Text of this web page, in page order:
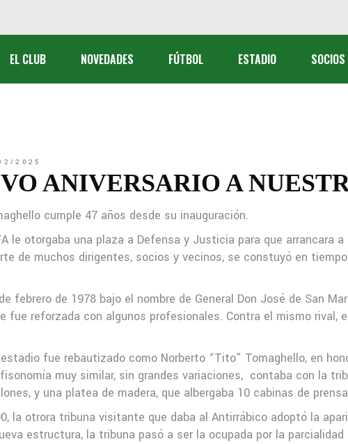
EL CLUB
Sede
Defensa Social
Logros Deportivos
NOVEDADES FÚTBOL
Fútbol Femenino
ESTADIO SOCIOS
Directiva
Fútbol Profesional
Reserva
2025
ANIVERSARIO A
cumple 47 años desde su inauguración.
le otorgaba una plaza a Defensa y Justicia para que arrancara
de muchos dirigentes, socios y vecinos, se constuyó en
febrero de 1978 bajo el nombre de General Don José de San
fue reforzada con algunos profesionales. Contra el mismo rival,
fue rebautizado como Norberto “Tito” Tomaghello, en
muy similar, sin grandes variaciones, contaba con la
y una platea de madera, que albergaba 10 cabinas de
la otrora tribuna visitante que daba al Antirrábico adoptó la
estructura, la tribuna pasó a ser la ocupada por la parcialidad